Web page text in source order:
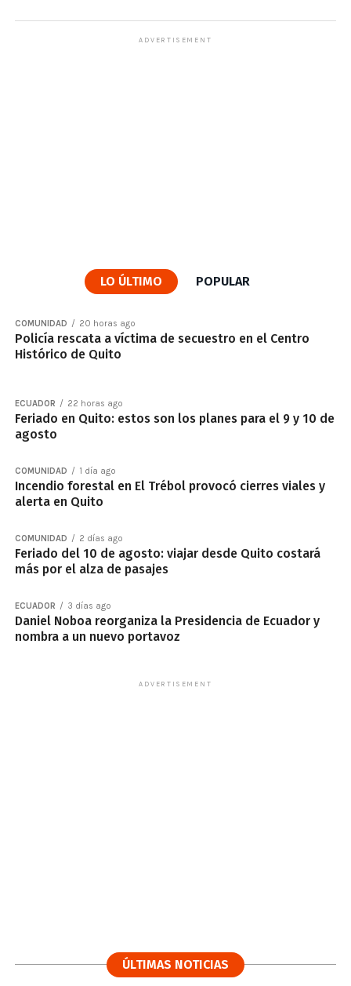
ADVERTISEMENT
LO ÚLTIMO POPULAR
COMUNIDAD 20 horas ago
Policía rescata a víctima de secuestro en el Centro
Histórico de Quito
ECUADOR 22 horas ago
Feriado en Quito: estos son los planes para el 9 y 10 de
agosto
COMUNIDAD 1 día ago
Incendio forestal en El Trébol provocó cierres viales y
alerta en Quito
COMUNIDAD 2 días ago
Feriado del 10 de agosto: viajar desde Quito costará
más por el alza de pasajes
ECUADOR 3 días ago
Daniel Noboa reorganiza la Presidencia de Ecuador y
nombra a un nuevo portavoz
ADVERTISEMENT
ÚLTIMAS NOTICIAS